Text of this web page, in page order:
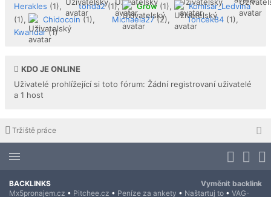
Herakles (1), tonda2(1), Grow (1),
Komisar_Ledvina
(1),
Chidocoin (1), Michaela27(2), Toncek84 (1),
Kwandar(1)
KDO JE ONLINE
Uživatelé prohlížející si toto fórum: Žádní registrovaní uživatelé
a 1 host
Tržiště práce
BACKLINKS
Vyměnit backlink
Mx5pronajem.cz • Pitchee.cz • Peníze za ankety • Naštartuj to • VAG-